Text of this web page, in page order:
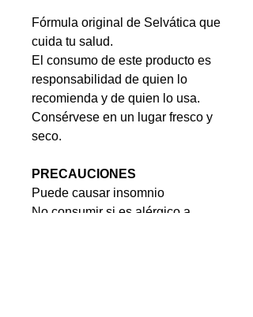
Fórmula original de Selvática que
cuida tu salud.
El consumo de este producto es
responsabilidad de quien lo
recomienda y de quien lo usa.
Consérvese en un lugar fresco y
seco.
PRECAUCIONES
Puede causar insomnio
No consumir si es alérgico a